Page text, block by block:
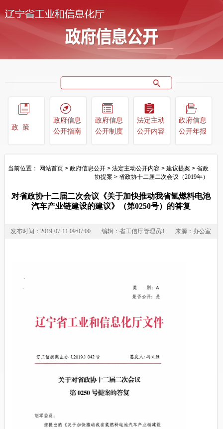
政策
政府信息
公开指南
政府信息
公开制度
法定主动
公开内容
政府信息
公开年报
当前位置： 网站首页> 政府信息公开> 法定主动公开内容> 建议提案 > 省政
协提案 > 省政协十二届二次会议（2019年）
对省政协十二届二次会议《关于加快推动我省氢燃料电池
汽车产业链建设的建议》（第0250号）的答复
发布时间：2019-07-11 09:07:00 编辑：省工信厅管理员3 来源：办公室